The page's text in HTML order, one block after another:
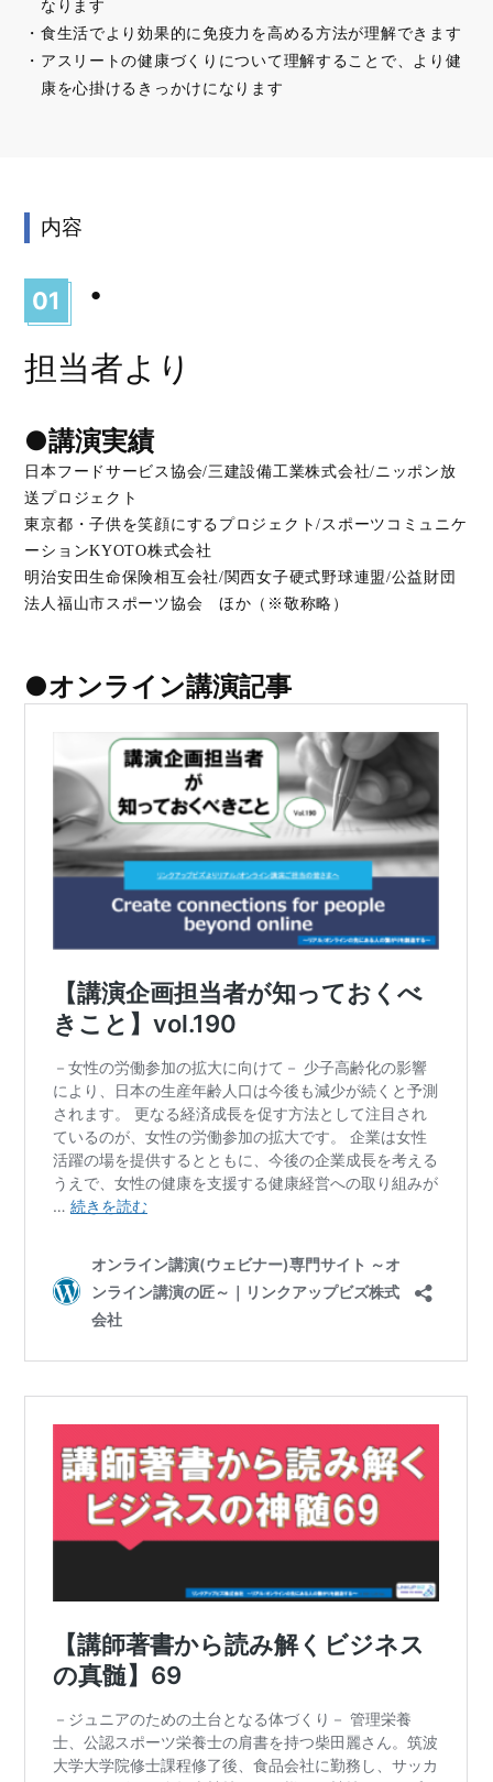
なります
食生活でより効果的に免疫力を高める方法が理解できます
アスリートの健康づくりについて理解することで、より健
康を心掛けるきっかけになります
内容
01 ●
担当者より
●講演実績
日本フードサービス協会/三建設備工業株式会社/ニッポン放
送プロジェクト
東京都・子供を笑顔にするプロジェクト/スポーツコミュニケ
ーションKYOTO株式会社
明治安田生命保険相互会社/関西女子硬式野球連盟/公益財団
法人福山市スポーツ協会 ほか（※敬称略）
●オンライン講演記事